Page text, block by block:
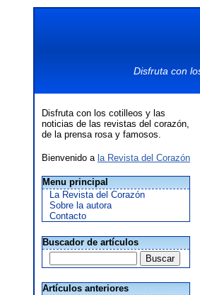
Disfruta con
Disfruta con los cotilleos y las
noticias de las revistas del corazón,
de la prensa rosa y famosos.
Bienvenido a la Revista del Corazón
Menu principal
La Revista del Corazón
Sobre la autora
Contacto
Buscador de artículos
Artículos anteriores